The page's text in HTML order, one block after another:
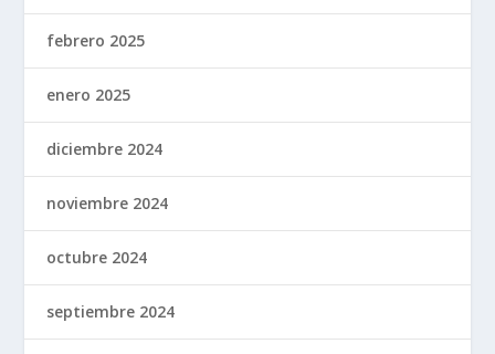
febrero 2025
enero 2025
diciembre 2024
noviembre 2024
octubre 2024
septiembre 2024